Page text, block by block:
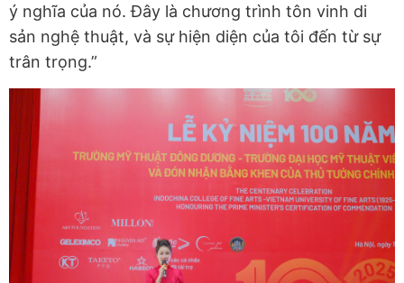
ý nghĩa của nó. Đây là chương trình tôn vinh di
sản nghệ thuật, và sự hiện diện của tôi đến từ sự
trân trọng.”